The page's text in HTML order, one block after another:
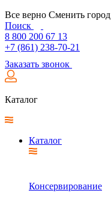
Все верно Сменить город
Поиск
8 800 200 67 13
+7 (861) 238-70-21
Заказать звонок
Каталог
Каталог
Консервирование